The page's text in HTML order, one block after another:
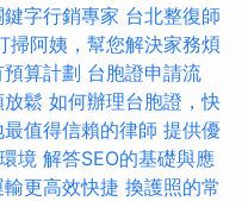
字行銷專家 台北整復師
掃阿姨，幫您解決家務煩
算計劃 台胞證申請流
鬆 如何辦理台胞證，快
值得信賴的律師 提供優
境 解答SEO的基礎與應
更高效快捷 換護照的常